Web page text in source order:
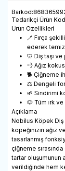
Barkod:
Tedarikçi Ürün
Ürün Özellikleri
🪥 Fırça
ederek
🦷 Diş taşı
💨 Ağız
🐕 Çiğneme
⚖️ Dengeli
🌱 Sindirimi
🐶 Tüm ırk
Açıklama
Nobilus Köpek Diş
köpeğinizin ağız
tasarlanmış
çiğneme
tartar oluşumunun
verildiğinde hem